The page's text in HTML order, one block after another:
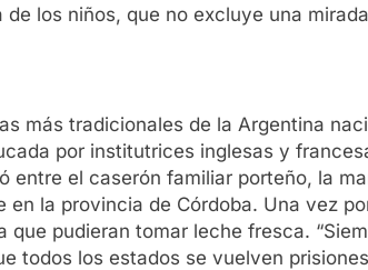
los niños, que no excluye una
más tradicionales de la Argentina
por institutrices inglesas y
el caserón familiar porteño, la
la provincia de Córdoba. Una vez
pudieran tomar leche fresca.
todos los estados se vuelven